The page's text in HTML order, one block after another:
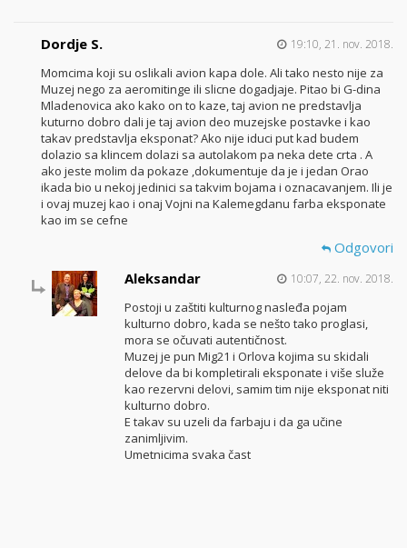
Dordje S. 19:10, 21. nov. 2018.
Momcima koji su oslikali avion kapa dole. Ali tako nesto nije za
Muzej nego za aeromitinge ili slicne dogadjaje. Pitao bi G-dina
Mladenovica ako kako on to kaze, taj avion ne predstavlja
kuturno dobro dali je taj avion deo muzejske postavke i kao
takav predstavlja eksponat? Ako nije iduci put kad budem
dolazio sa klincem dolazi sa autolakom pa neka dete crta . A
ako jeste molim da pokaze ,dokumentuje da je i jedan Orao
ikada bio u nekoj jedinici sa takvim bojama i oznacavanjem. Ili je
i ovaj muzej kao i onaj Vojni na Kalemegdanu farba eksponate
kao im se cefne
Odgovori
Aleksandar
10:07, 22. nov. 2018.
Postoji u zaštiti kulturnog nasleđa pojam
kulturno dobro, kada se nešto tako proglasi,
mora se očuvati autentičnost.
Muzej je pun Mig21 i Orlova kojima su skidali
delove da bi kompletirali eksponate i više služe
kao rezervni delovi, samim tim nije eksponat niti
kulturno dobro.
E takav su uzeli da farbaju i da ga učine
zanimljivim.
Umetnicima svaka čast